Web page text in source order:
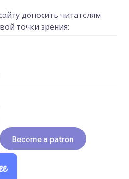
доносить читателям
точки зрения: